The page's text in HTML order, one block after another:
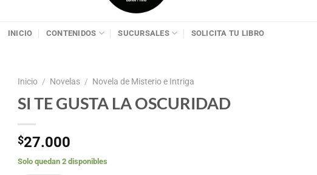
INICIO CONTENIDOS SUCURSALES SOLICITA TU LIBRO
Inicio / Novelas / Novela de Misterio e Intriga
SI TE GUSTA LA OSCURIDAD
$27.000
Solo quedan 2 disponibles